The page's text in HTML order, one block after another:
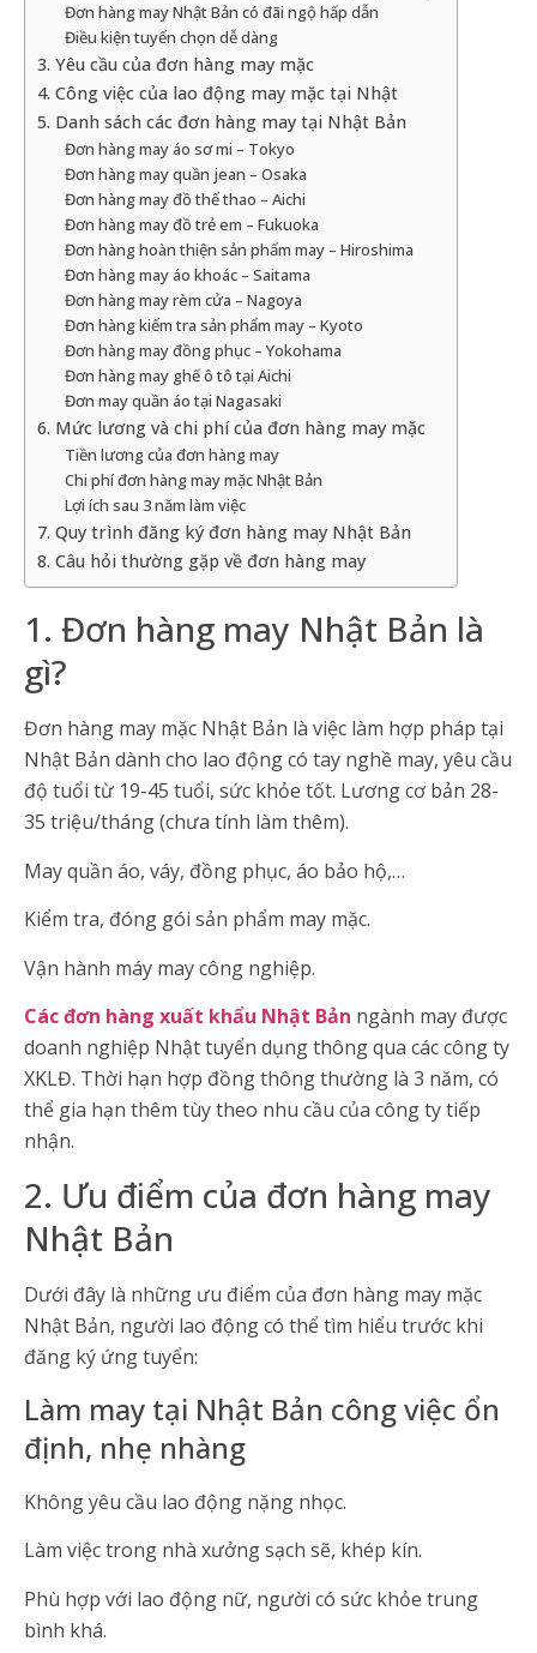
Đơn hàng may Nhật Bản có đãi ngộ hấp dẫn
Điều kiện tuyển chọn dễ dàng
3. Yêu cầu của đơn hàng may mặc
4. Công việc của lao động may mặc tại Nhật
5. Danh sách các đơn hàng may tại Nhật Bản
Đơn hàng may áo sơ mi – Tokyo
Đơn hàng may quần jean – Osaka
Đơn hàng may đồ thể thao – Aichi
Đơn hàng may đồ trẻ em – Fukuoka
Đơn hàng hoàn thiện sản phẩm may – Hiroshima
Đơn hàng may áo khoác – Saitama
Đơn hàng may rèm cửa – Nagoya
Đơn hàng kiểm tra sản phẩm may – Kyoto
Đơn hàng may đồng phục – Yokohama
Đơn hàng may ghế ô tô tại Aichi
Đơn may quần áo tại Nagasaki
6. Mức lương và chi phí của đơn hàng may mặc
Tiền lương của đơn hàng may
Chi phí đơn hàng may mặc Nhật Bản
Lợi ích sau 3 năm làm việc
7. Quy trình đăng ký đơn hàng may Nhật Bản
8. Câu hỏi thường gặp về đơn hàng may
1. Đơn hàng may Nhật Bản là
gì?
Đơn hàng may mặc Nhật Bản là việc làm hợp pháp tại
Nhật Bản dành cho lao động có tay nghề may, yêu cầu
độ tuổi từ 19-45 tuổi, sức khỏe tốt. Lương cơ bản 28-
35 triệu/tháng (chưa tính làm thêm).
May quần áo, váy, đồng phục, áo bảo hộ,…
Kiểm tra, đóng gói sản phẩm may mặc.
Vận hành máy may công nghiệp.
Các đơn hàng xuất khẩu Nhật Bản ngành may được
doanh nghiệp Nhật tuyển dụng thông qua các công ty
XKLĐ. Thời hạn hợp đồng thông thường là 3 năm, có
thể gia hạn thêm tùy theo nhu cầu của công ty tiếp
nhận.
2. Ưu điểm của đơn hàng may
Nhật Bản
Dưới đây là những ưu điểm của đơn hàng may mặc
Nhật Bản, người lao động có thể tìm hiểu trước khi
đăng ký ứng tuyển:
Làm may tại Nhật Bản công việc ổn
định, nhẹ nhàng
Không yêu cầu lao động nặng nhọc.
Làm việc trong nhà xưởng sạch sẽ, khép kín.
Phù hợp với lao động nữ, người có sức khỏe trung
bình khá.